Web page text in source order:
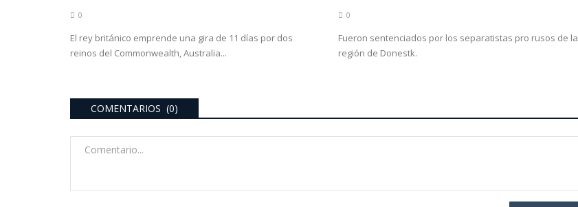
0
El rey británico emprende una gira de 11 días por dos
reinos del Commonwealth, Australia...
0
Fueron sentenciados por los separatistas pro rusos de la
región de Donestk.
COMENTARIOS (0)